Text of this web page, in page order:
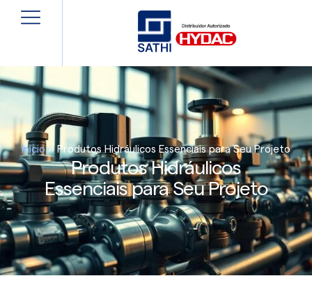
Início» Produtos Hidráulicos Essenciais para Seu Projeto
Produtos Hidráulicos
Essenciais para Seu Projeto